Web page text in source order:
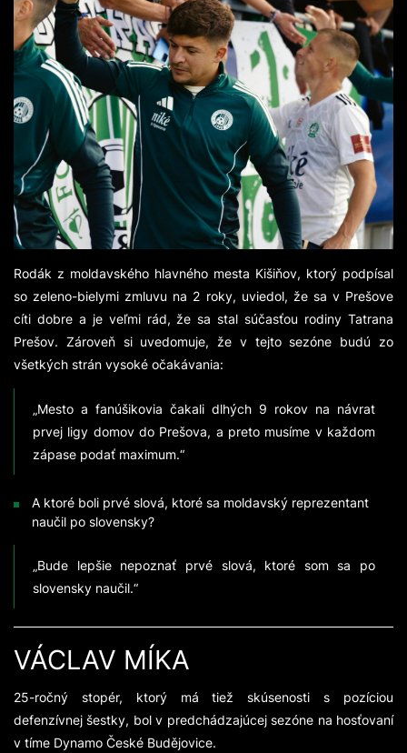
Rodák z moldavského hlavného mesta Kišiňov, ktorý podpísal
so zeleno-bielymi zmluvu na 2 roky, uviedol, že sa v Prešove
cíti dobre a je veľmi rád, že sa stal súčasťou rodiny Tatrana
Prešov. Zároveň si uvedomuje, že v tejto sezóne budú zo
všetkých strán vysoké očakávania:
„Mesto a fanúšikovia čakali dlhých 9 rokov na návrat
prvej ligy domov do Prešova, a preto musíme v každom
zápase podať maximum.“
A ktoré boli prvé slová, ktoré sa moldavský reprezentant
naučil po slovensky?
„Bude lepšie nepoznať prvé slová, ktoré som sa po
slovensky naučil.“
VÁCLAV MÍKA
25-ročný stopér, ktorý má tiež skúsenosti s pozíciou
defenzívnej šestky, bol v predchádzajúcej sezóne na hosťovaní
v tíme Dynamo České Budějovice.